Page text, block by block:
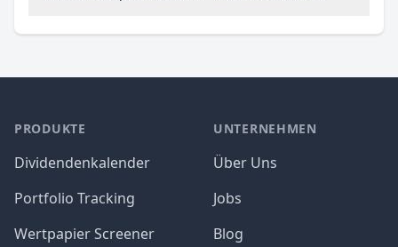
PRODUKTE
Dividendenkalender
Portfolio Tracking
Wertpapier Screener
UNTERNEHMEN
Über Uns
Jobs
Blog